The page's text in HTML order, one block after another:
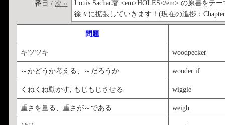
Louis Sachar著 <em>HOLES</em> の原書をテ
徐々に拡張していきます！(現在の進捗：
番目 / 次 »
問題
キツツキ woodpecker
～かどうか考える、～だろうか wonder if
くねくね動かす, もじもじさせる wiggle
重さを量る、重さが～である weigh